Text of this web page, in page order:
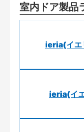
室内ドア製品
ieria(イエ
ieria(イ